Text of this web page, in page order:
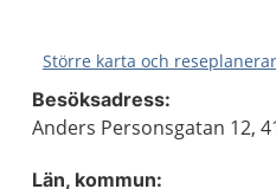
Större karta och
Besöksadress:
Anders Personsgatan 12,
Län, kommun: